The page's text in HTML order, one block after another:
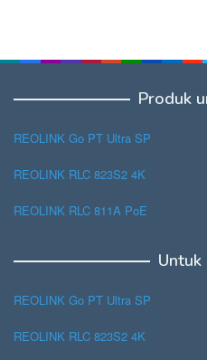
Produk
REOLINK Go PT Ultra SP
REOLINK RLC 823S2 4K
REOLINK RLC 811A PoE
Untuk
REOLINK Go PT Ultra SP
REOLINK RLC 823S2 4K